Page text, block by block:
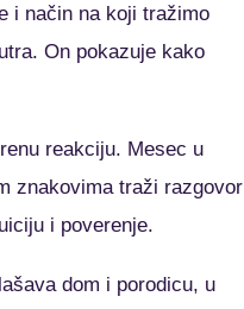
i način na koji tražimo
On pokazuje kako
reakciju. Mesec u
znakovima traži razgovor
i poverenje.
dom i porodicu, u